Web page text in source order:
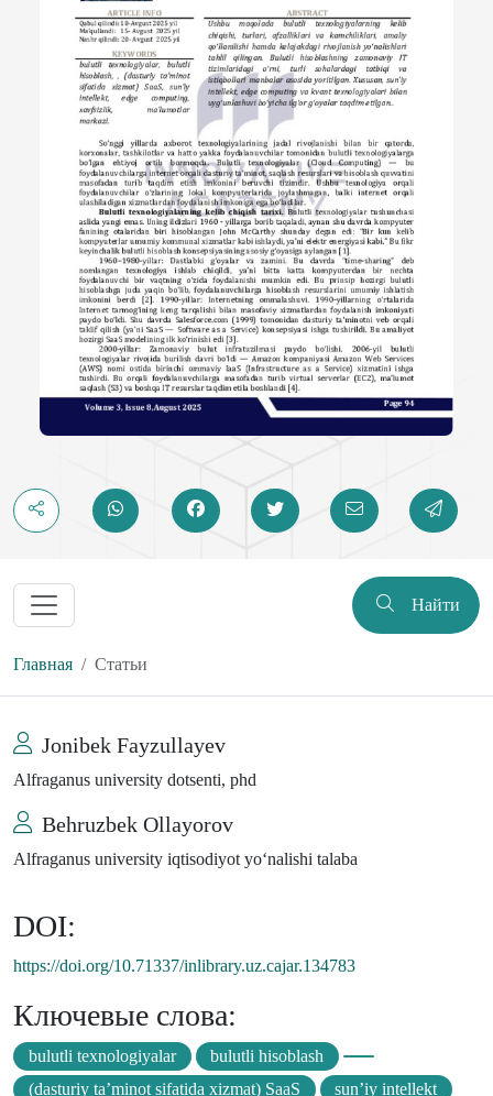
Найти
Главная Статьи
Jonibek Fayzullayev
Alfraganus university dotsenti, phd
Behruzbek Ollayorov
Alfraganus university iqtisodiyot yo‘nalishi talaba
DOI:
https://doi.org/10.71337/inlibrary.uz.cajar.134783
Ключевые слова:
bulutli texnologiyalar
bulutli hisoblash
(dasturiy ta’minot sifatida xizmat) SaaS
sun’iy intellekt